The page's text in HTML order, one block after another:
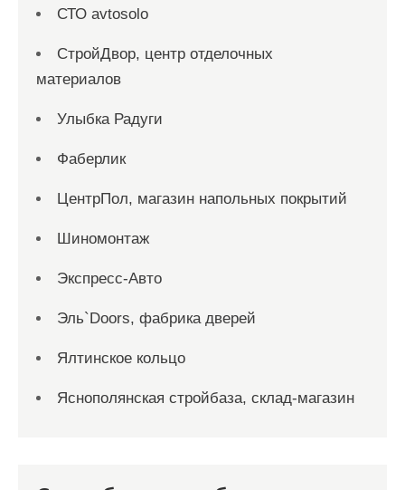
СТО avtosolo
СтройДвор, центр отделочных
материалов
Улыбка Радуги
Фаберлик
ЦентрПол, магазин напольных покрытий
Шиномонтаж
Экспресс-Авто
Эль`Doors, фабрика дверей
Ялтинское кольцо
Яснополянская стройбаза, склад-магазин